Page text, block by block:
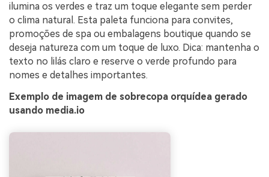
ilumina os verdes e traz um toque elegante sem perder
o clima natural. Esta paleta funciona para convites,
promoções de spa ou embalagens boutique quando se
deseja natureza com um toque de luxo. Dica: mantenha o
texto no lilás claro e reserve o verde profundo para
nomes e detalhes importantes.
Exemplo de imagem de sobrecopa orquídea gerado
usando media.io